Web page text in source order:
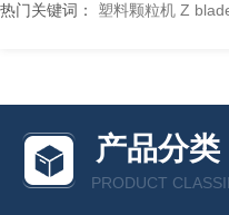
热门关键词： 塑料颗粒机 Z
产品分类
PRODUCT